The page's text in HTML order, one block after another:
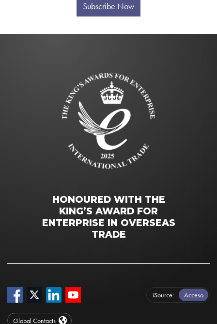
Subscribe Now
HONOURED WITH THE
KING’S AWARD FOR
ENTERPRISE IN OVERSEAS
TRADE
iSource Acceso
Global Contacts